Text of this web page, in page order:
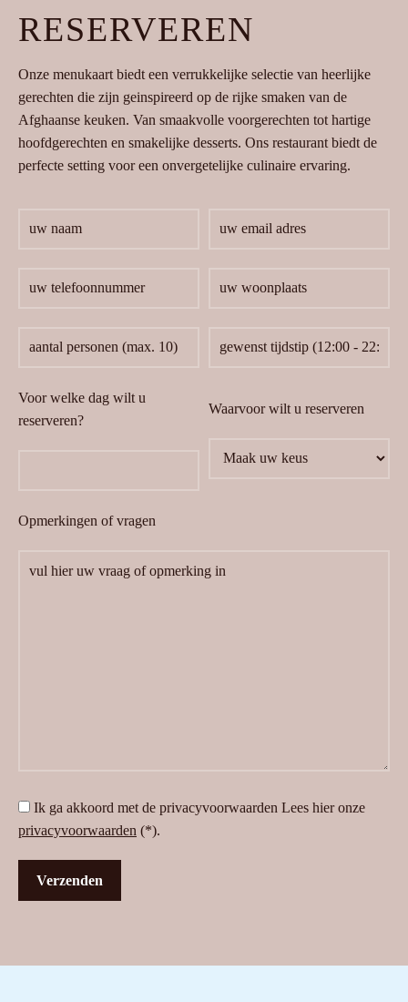
RESERVEREN
Onze menukaart biedt een verrukkelijke selectie van heerlijke
gerechten die zijn geinspireerd op de rijke smaken van de
Afghaanse keuken. Van smaakvolle voorgerechten tot hartige
hoofdgerechten en smakelijke desserts. Ons restaurant biedt de
perfecte setting voor een onvergetelijke culinaire ervaring.
Voor welke dag wilt u
reserveren?
Waarvoor wilt u reserveren
Opmerkingen of vragen
Ik ga akkoord met de privacyvoorwaarden Lees hier onze
privacyvoorwaarden (*).